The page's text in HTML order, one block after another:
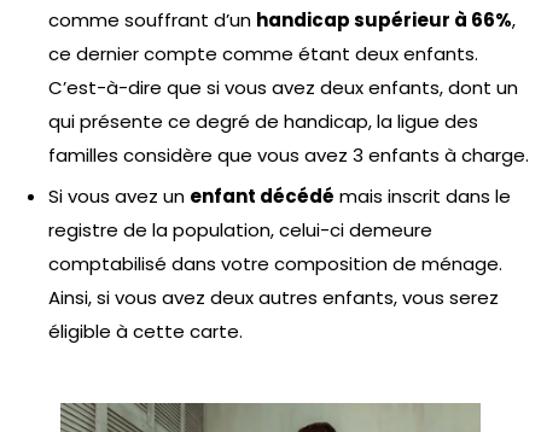
comme souffrant d’un handicap supérieur à 66%,
ce dernier compte comme étant deux enfants.
C’est-à-dire que si vous avez deux enfants, dont un
qui présente ce degré de handicap, la ligue des
familles considère que vous avez 3 enfants à charge.
Si vous avez un enfant décédé mais inscrit dans le
registre de la population, celui-ci demeure
comptabilisé dans votre composition de ménage.
Ainsi, si vous avez deux autres enfants, vous serez
éligible à cette carte.